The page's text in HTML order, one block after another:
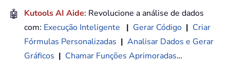
🤖 Kutools AI Aide: Revolucione a análise de dados
com: Execução Inteligente | Gerar Código | Criar
Fórmulas Personalizadas | Analisar Dados e Gerar
Gráficos | Chamar Funções Aprimoradas…